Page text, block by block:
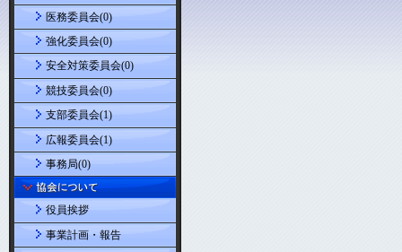
医務委員会(0)
強化委員会(0)
安全対策委員会(0)
競技委員会(0)
支部委員会(1)
広報委員会(1)
事務局(0)
役員挨拶
事業計画・報告